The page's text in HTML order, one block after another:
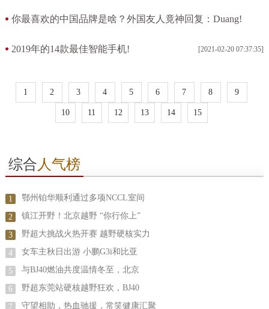
你最喜欢的中国品牌是啥？外国友人竟神回复：Duang!
2019年的14款最佳智能手机! [2021-02-20 07:37:35]
1 2 3 4 5 6 7 8 9
10 11 12 13 14 15
综合 人气榜
1 鄂州铂华顺利通过多项NCCL室间
2 镇江开野！北京越野 “你行你上”
3 野超大挑战火热开赛 越野硬核实力
4 女车主秋日出游 小鹏G3i和比亚
5 与BJ40燃油共度温情冬至，北京
6 野超东莞站硬核越野狂欢，BJ40
7 守望相助，热血驰援，常笑健康汇聚